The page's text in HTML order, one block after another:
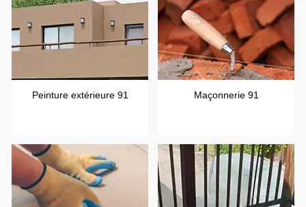
Peinture extérieure 91 Maçonnerie 91